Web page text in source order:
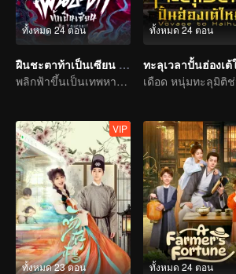
ทั้งหมด 24 ตอน
ฝืนชะตาท้าเป็นเซียน (พากย์ไทย)
พลิกฟ้าขึ้นเป็นเทพหาใช่เรื่องพิสดารไม่
ทั้งหมด 24 ตอน
ทั้งหมด 23 ตอน
VIP
ทั้งหมด 24 ตอน